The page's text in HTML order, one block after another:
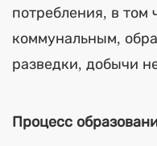
потребления, в том
коммунальным,
разведки, добычи
Процесс